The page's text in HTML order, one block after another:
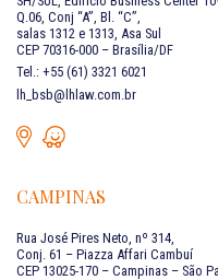
Q.06, Conj “A”, Bl. “C”,
salas 1312 e 1313, Asa Sul
CEP 70316-000 – Brasília/DF
Tel.: +55 (61) 3321 6021
lh_bsb@lhlaw.com.br
CAMPINAS
Rua José Pires Neto, nº 314,
Conj. 61 – Piazza Affari Cambuí
CEP 13025-170 – Campinas – São